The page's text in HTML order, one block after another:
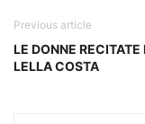
Previous article
LE DONNE RECITATE
LELLA COSTA